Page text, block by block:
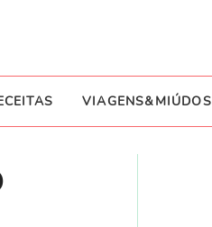
VIAGENS&MIÚDOS